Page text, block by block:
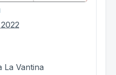
La Vantina